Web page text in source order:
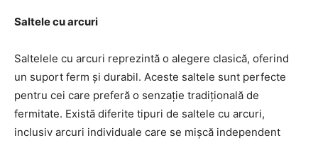
Saltele cu arcuri
Saltelele cu arcuri reprezintă o alegere clasică, oferind
un suport ferm și durabil. Aceste saltele sunt perfecte
pentru cei care preferă o senzație tradițională de
fermitate. Există diferite tipuri de saltele cu arcuri,
inclusiv arcuri individuale care se mișcă independent